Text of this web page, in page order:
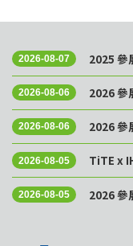
2026-08-07 2025 參
2026-08-06 2026 參
2026-08-06 2026 參
2026-08-05
TiTE x
Golden
2026-08-05 2026 參